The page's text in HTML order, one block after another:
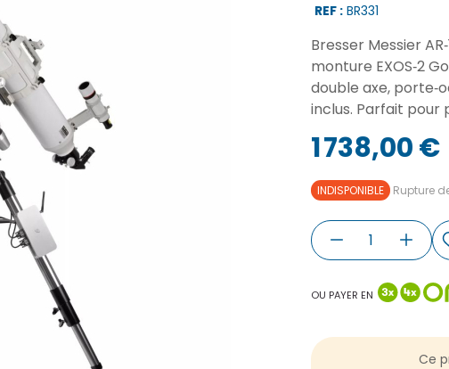
REF : BR331
Bresser Messier
monture EXOS‑2
double axe,
inclus. Parfait pour
1 738,00 €
INDISPONIBLE Rupture
OU PAYER EN
Ce